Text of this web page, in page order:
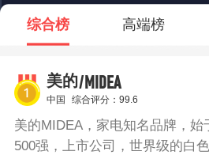
*说明：仅展示部分数据
综合榜 高端榜
美的/MIDEA
中国 综合评分：99.6
美的MIDEA，家电知名品牌，始
500强，上市公司，世界级的白